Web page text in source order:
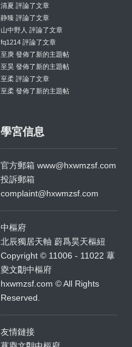
清夏 評論了文章
静臻 評論了文章
山中野人 評論了文章
fq1214 評論了文章
至庚 發佈了新的主題帖
至昊 發佈了新的主題帖
至柔 評論了文章
至柔 發佈了新的主題帖
學宮信息
官方郵箱 www@hxwmzsf.com
投訴郵箱
complaint@hxwmzsf.com
中樞府
北辰獨居天軸 蔚爲昊天樞紐
Copyright © 11006 - 11022 蕐
夓文朙中樞府
hxwmzsf.com © All Rights
Reserved.
友情鏈接